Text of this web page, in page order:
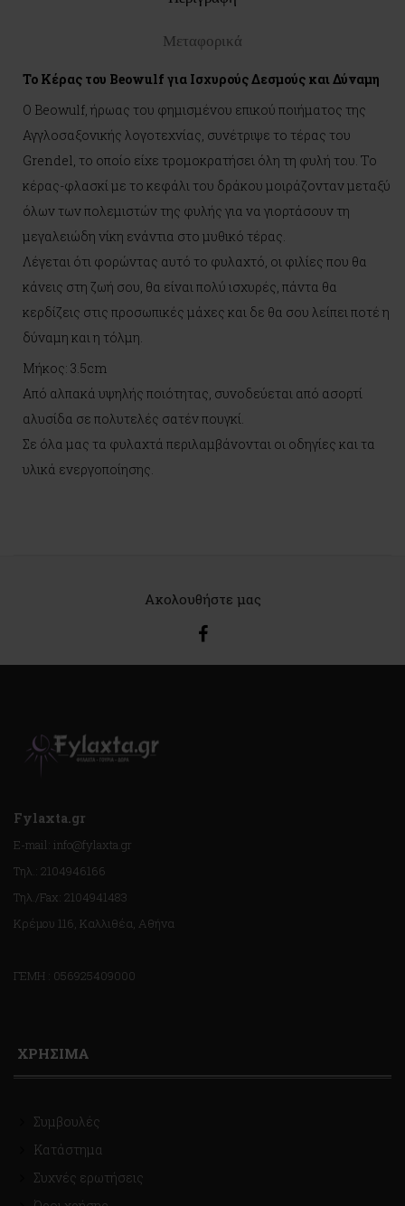
Μεταφορικά
Το Κέρας του Beowulf για Ισχυρούς Δεσμούς και Δύναμη
Ο Beowulf, ήρωας του φημισμένου επικού ποιήματος της
Αγγλοσαξονικής λογοτεχνίας, συνέτριψε το τέρας του
Grendel, το οποίο είχε τρομοκρατήσει όλη τη φυλή του. Το
κέρας-φλασκί με το κεφάλι του δράκου μοιράζονταν μεταξύ
όλων των πολεμιστών της φυλής για να γιορτάσουν τη
μεγαλειώδη νίκη ενάντια στο μυθικό τέρας.
Λέγεται ότι φορώντας αυτό το φυλαχτό, οι φιλίες που θα
κάνεις στη ζωή σου, θα είναι πολύ ισχυρές, πάντα θα
κερδίζεις στις προσωπικές μάχες και δε θα σου λείπει ποτέ η
δύναμη και η τόλμη.
Μήκος: 3.5cm
Από αλπακά υψηλής ποιότητας, συνοδεύεται από ασορτί
αλυσίδα σε πολυτελές σατέν πουγκί.
Σε όλα μας τα φυλαχτά περιλαμβάνονται οι οδηγίες και τα
υλικά ενεργοποίησης.
Ακολουθήστε μας
Fylaxta.gr
E-mail: info@fylaxta.gr
Τηλ.: 2104946166
Τηλ./Fax: 2104941483
Κρέμου 116, Καλλιθέα, Αθήνα
ΓΕΜΗ : 056925409000
ΧΡΗΣΙΜΑ
Συμβουλές
Κατάστημα
Συχνές ερωτήσεις